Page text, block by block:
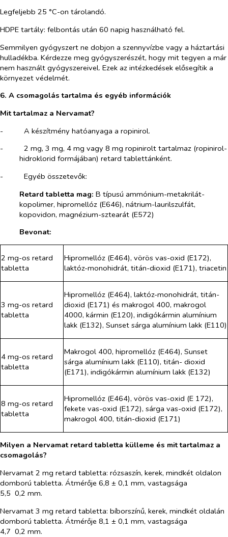
Legfeljebb 25 °C-on tárolandó.
HDPE tartály: felbontás után 60 napig használható fel.
Semmilyen gyógyszert ne dobjon a szennyvízbe vagy a háztartási
hulladékba. Kérdezze meg gyógyszerészét, hogy mit tegyen a már
nem használt gyógyszereivel. Ezek az intézkedések elősegítik a
környezet védelmét.
6. A csomagolás tartalma és egyéb információk
Mit tartalmaz a Nervamat?
-​
A készítmény hatóanyaga a ropinirol.
-​
2 mg, 3 mg, 4 mg vagy 8 mg ropinirolt tartalmaz (ropinirol-
hidroklorid formájában) retard tablettánként.
-​
Egyéb összetevők:
Retard tabletta mag: B típusú ammónium-metakrilát-
kopolimer, hipromellóz (E646), nátrium-laurilszulfát,
kopovidon, magnézium-sztearát (E572)
Bevonat:
2 mg-os retard
tabletta
Hipromellóz (E464), vörös vas-oxid (E172),
laktóz-monohidrát, titán-dioxid (E171), triacetin
3 mg-os retard
tabletta
Hipromellóz (E464), laktóz-monohidrát, titán-
dioxid (E171) és makrogol 400, makrogol
4000, kármin (E120), indigókármin alumínium
lakk (E132), Sunset sárga alumínium lakk (E110)
4 mg-os retard
tabletta
Makrogol 400, hipromellóz (E464), Sunset
sárga alumínium lakk (E110), titán- dioxid
(E171), indigókármin alumínium lakk (E132)
8 mg-os retard
tabletta
Hipromellóz (E464), vörös vas-oxid (E 172),
fekete vas-oxid (E172), sárga vas-oxid (E172),
makrogol 400, titán-dioxid (E171)
Milyen a Nervamat retard tabletta külleme és mit tartalmaz a
csomagolás?
Nervamat 2 mg retard tabletta: rózsaszín, kerek, mindkét oldalon
domború tabletta. Átmérője 6,8 ± 0,1 mm, vastagsága
5,5 0,2 mm.
Nervamat 3 mg retard tabletta: bíborszínű, kerek, mindkét oldalán
domború tabletta. Átmérője 8,1 ± 0,1 mm, vastagsága
4,7 0,2 mm.